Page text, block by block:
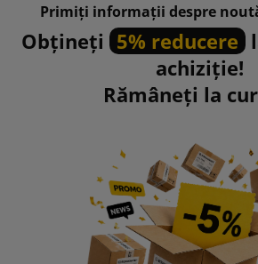
Primiți informații despre
Obțineți 5% reducere
achiziție!
Rămâneți la